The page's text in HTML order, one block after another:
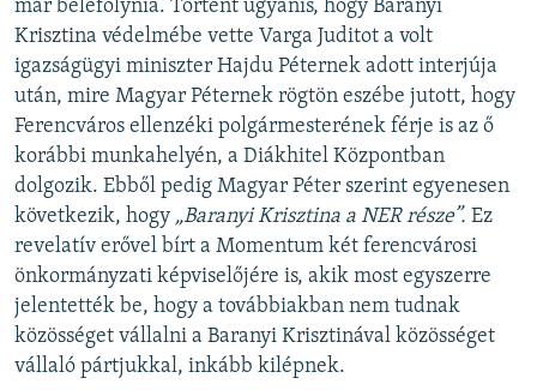
már belefolynia. Történt ugyanis, hogy Baranyi
Krisztina védelmébe vette Varga Juditot a volt
igazságügyi miniszter Hajdu Péternek adott interjúja
után, mire Magyar Péternek rögtön eszébe jutott, hogy
Ferencváros ellenzéki polgármesterének férje is az ő
korábbi munkahelyén, a Diákhitel Központban
dolgozik. Ebből pedig Magyar Péter szerint egyenesen
következik, hogy „Baranyi Krisztina a NER része”. Ez
revelatív erővel bírt a Momentum két ferencvárosi
önkormányzati képviselőjére is, akik most egyszerre
jelentették be, hogy a továbbiakban nem tudnak
közösséget vállalni a Baranyi Krisztinával közösséget
vállaló pártjukkal, inkább kilépnek.